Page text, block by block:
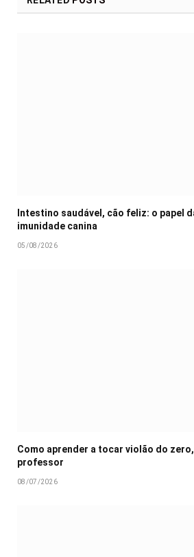
Intestino saudável, cão feliz: o papel
imunidade canina
05/08/2026
Como aprender a tocar violão do
professor
08/07/2026